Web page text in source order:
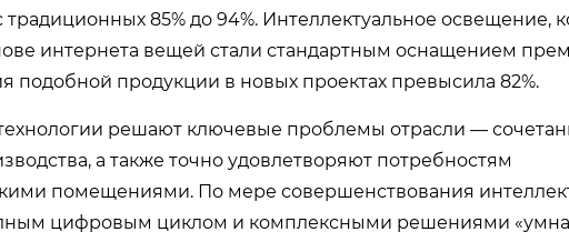
85% до 94%. Интеллектуальное освещение,
интернета вещей стали стандартным оснащением
подобной продукции в новых проектах превысила 82%.
решают ключевые проблемы отрасли —
а также точно удовлетворяют потребностям
помещениями. По мере совершенствования
цифровым циклом и комплексными решениями